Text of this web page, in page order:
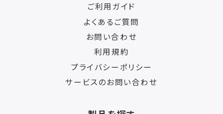
ご利用ガイド
よくあるご質問
お問い合わせ
利用規約
プライバシーポリシー
サービスのお問い合わせ